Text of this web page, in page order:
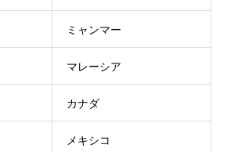
ミャンマー
マレーシア
カナダ
メキシコ